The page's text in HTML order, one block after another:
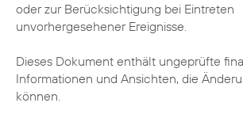
oder zur Berücksichtigung bei Eintreten
unvorhergesehener Ereignisse.
Dieses Dokument enthält ungeprüfte
Informationen und Ansichten, die
können.